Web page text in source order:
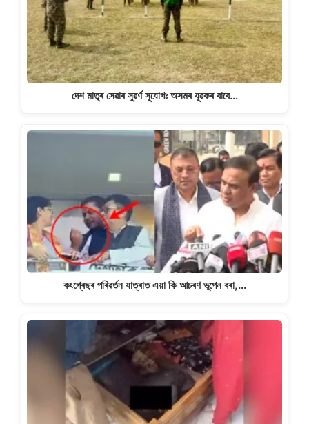
দেশ মাতৃৰ সেৱাৰ সুৱৰ্ণ সুযোগঃ অসমৰ যুৱকৰ বাবে…
কংগ্ৰেছৰ পৰিৱৰ্তন যাত্ৰাত এয়া কি আচৰণ ভূপেন বৰা,…